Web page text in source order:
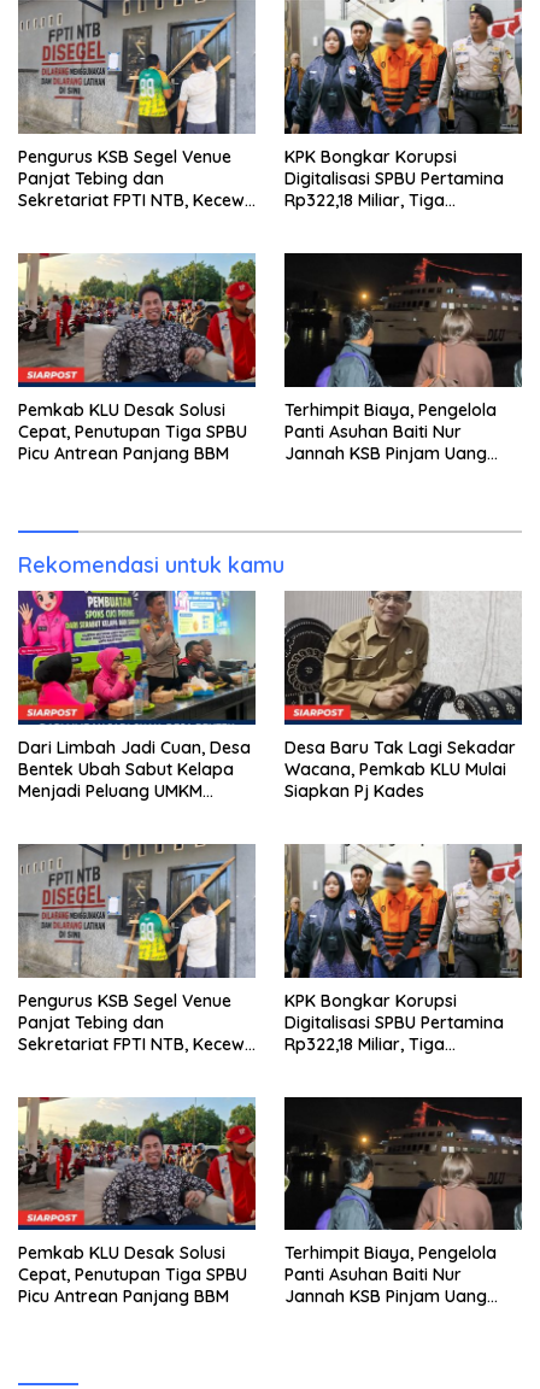
Pengurus KSB Segel Venue
Panjat Tebing dan
Sekretariat FPTI NTB, Kecewa
KPK Bongkar Korupsi
Digitalisasi SPBU Pertamina
Rp322,18 Miliar, Tiga
Pemkab KLU Desak Solusi
Cepat, Penutupan Tiga SPBU
Picu Antrean Panjang BBM
Terhimpit Biaya, Pengelola
Panti Asuhan Baiti Nur
Jannah KSB Pinjam Uang
Rekomendasi untuk kamu
Dari Limbah Jadi Cuan, Desa
Bentek Ubah Sabut Kelapa
Menjadi Peluang UMKM
Desa Baru Tak Lagi Sekadar
Wacana, Pemkab KLU Mulai
Siapkan Pj Kades
Pengurus KSB Segel Venue
Panjat Tebing dan
Sekretariat FPTI NTB, Kecewa
KPK Bongkar Korupsi
Digitalisasi SPBU Pertamina
Rp322,18 Miliar, Tiga
Pemkab KLU Desak Solusi
Cepat, Penutupan Tiga SPBU
Picu Antrean Panjang BBM
Terhimpit Biaya, Pengelola
Panti Asuhan Baiti Nur
Jannah KSB Pinjam Uang